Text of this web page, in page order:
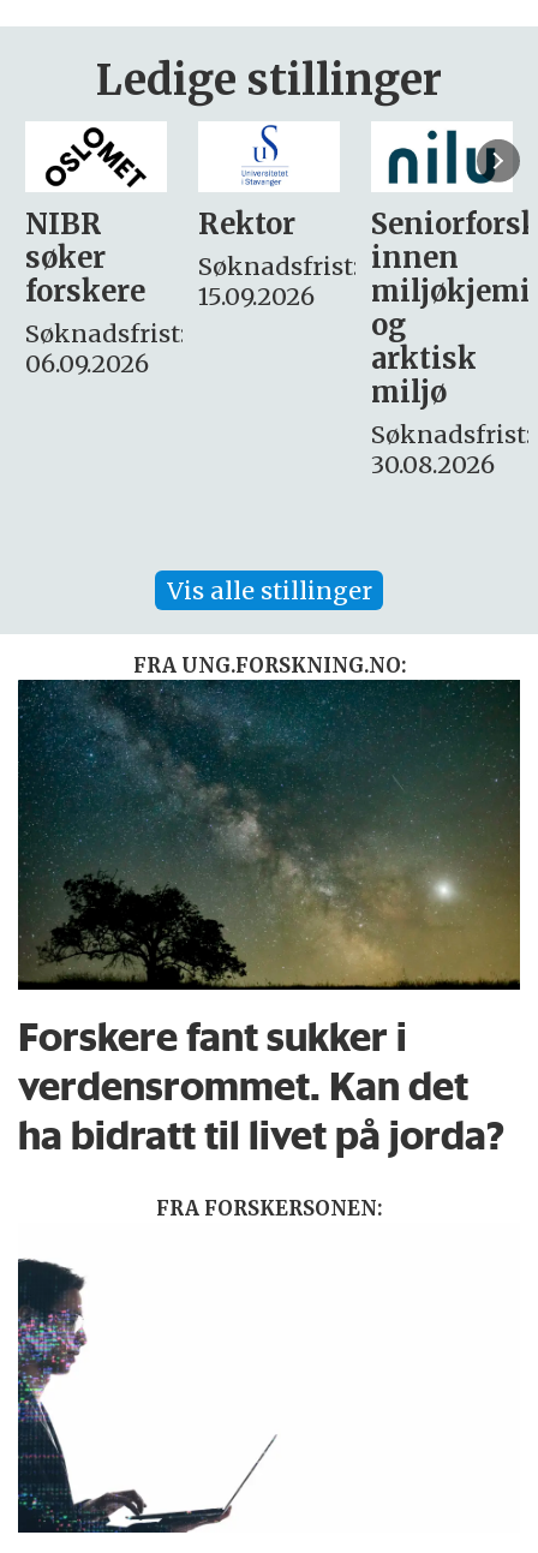
Ledige stillinger
Rektor
Søknadsfrist:
15.09.2026
Seniorforsker
innen
miljøkjemi
søker
– fast
Søknadsfrist:
16. august.
Vis alle stillinger
FRA UNG.FORSKNING.NO:
Forskere fant sukker i
verdensrommet. Kan det
ha bidratt til livet på jorda?
FRA FORSKERSONEN: